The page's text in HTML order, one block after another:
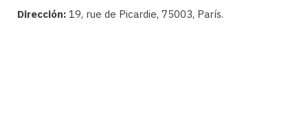
Dirección: 19, rue de Picardie, 75003, París.